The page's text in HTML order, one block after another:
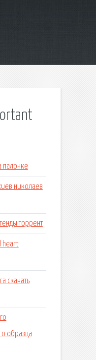
палочке
николаев
торрент
heart
скачать
образца